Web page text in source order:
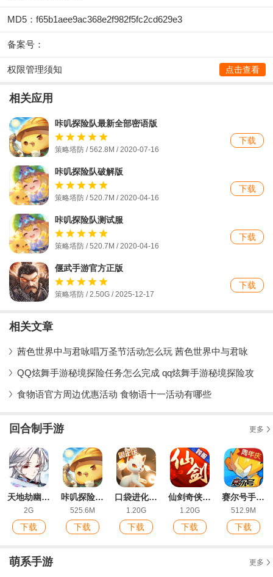
MD5：f65b1aee9ac368e2f982f5fc2cd629e3
备案号：
权限管理须知 点击查看
相关应用
咔叽探险队最新全部密语版
策略塔防 / 562.8M / 2020-07-16
下载
咔叽探险队破解版
策略塔防 / 520.7M / 2020-04-16
下载
咔叽探险队测试服
策略塔防 / 520.7M / 2020-04-16
下载
偃武手游官方正版
策略塔防 / 2.50G / 2025-12-17
下载
相关文章
茜色世界中与君咏唱万圣节活动怎么玩 茜色世界中与君咏
QQ炫舞手游秘境探险任务怎么完成 qq炫舞手游秘境探险攻
食物语官方周边优惠活动 食物语十一活动有哪些
回合制手游 更多
天地劫幽城再临手游最新版
2G
下载
咔叽探险队官方版
525.6M
下载
口袋进化腾讯版
1.20G
下载
仙剑奇侠传3D回合官方客户端
1.20G
下载
赛尔号手游苹果版
512.9M
下载
萌系手游 更多